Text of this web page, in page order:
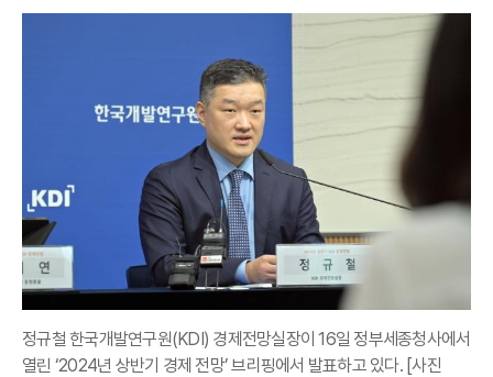
정규철 한국개발연구원(KDI) 경제전망실장이 16일 정부세종청사에서
열린 ‘2024년 상반기 경제 전망’ 브리핑에서 발표하고 있다. [사진